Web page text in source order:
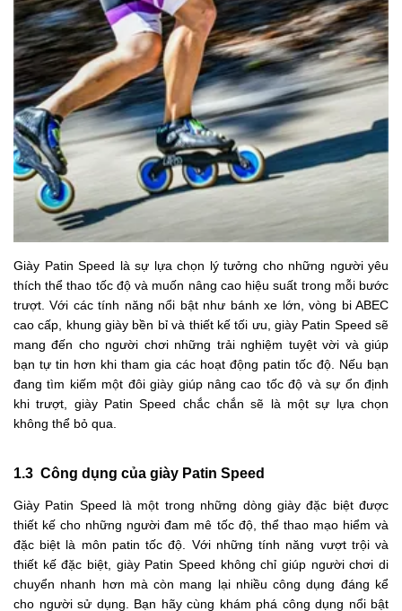
Giày Patin Speed là sự lựa chọn lý tưởng cho những người yêu
thích thể thao tốc độ và muốn nâng cao hiệu suất trong mỗi bước
trượt. Với các tính năng nổi bật như bánh xe lớn, vòng bi ABEC
cao cấp, khung giày bền bỉ và thiết kế tối ưu, giày Patin Speed sẽ
mang đến cho người chơi những trải nghiệm tuyệt vời và giúp
bạn tự tin hơn khi tham gia các hoạt động patin tốc độ. Nếu bạn
đang tìm kiếm một đôi giày giúp nâng cao tốc độ và sự ổn định
khi trượt, giày Patin Speed chắc chắn sẽ là một sự lựa chọn
không thể bỏ qua.
1.3 Công dụng của giày Patin Speed
Giày Patin Speed là một trong những dòng giày đặc biệt được
thiết kế cho những người đam mê tốc độ, thể thao mạo hiểm và
đặc biệt là môn patin tốc độ. Với những tính năng vượt trội và
thiết kế đặc biệt, giày Patin Speed không chỉ giúp người chơi di
chuyển nhanh hơn mà còn mang lại nhiều công dụng đáng kể
cho người sử dụng. Bạn hãy cùng khám phá công dụng nổi bật